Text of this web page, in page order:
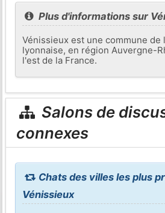
Plus d'informations sur
Vénissieux est une commune de
lyonnaise, en région Auvergne-
l'est de la France.
Salons de
connexes
Chats des villes les plus
Vénissieux